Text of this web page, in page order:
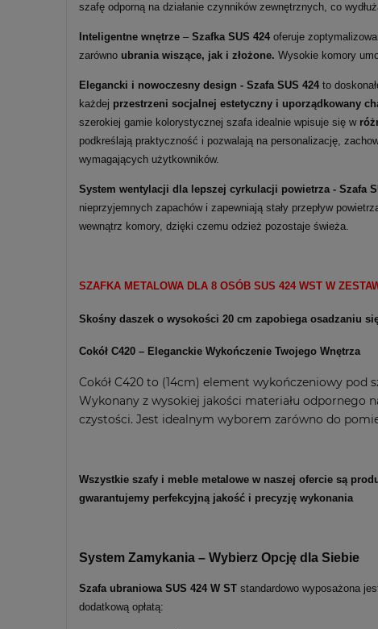
szafę odporną na działanie czynników zewnętrznych, co
Inteligentne wnętrze – Szafka SUS 424 oferuje
zarówno ubrania wiszące, jak i złożone. Wysokie komory
Elegancki i nowoczesny design - Szafa SUS 424 to
każdej przestrzeni socjalnej estetyczny i uporządkowany
szerokiej gamie kolorystycznej szafa idealnie wpisuje się w
podkreślają praktyczność i pozwalają na personalizację,
wymagających użytkowników.
System wentylacji dla lepszej cyrkulacji powietrza - Szafa
nieprzyjemnych zapachów i zapewniają stały przepływ
wewnątrz komory, dzięki czemu odzież pozostaje świeża.
SZAFKA METALOWA DLA 8 OSÓB SUS 424 WST W
Skośny daszek o wysokości 20 cm zapobiega osadzaniu
Cokół C420 – Eleganckie Wykończenie Twojego Wnętrza
Cokół C420 to (14cm) element wykończeniowy pod
Wykonany z wysokiej jakości materiału odpornego
czystości. Jest idealnym wyborem zarówno do
Wszystkie szafy i meble metalowe w naszej ofercie są
gwarantujemy perfekcyjną jakość i precyzję wykonania
System Zamykania – Wybierz Opcję dla Siebie
Szafa ubraniowa SUS 424 W ST standardowo wyposażona
dodatkową opłatą: